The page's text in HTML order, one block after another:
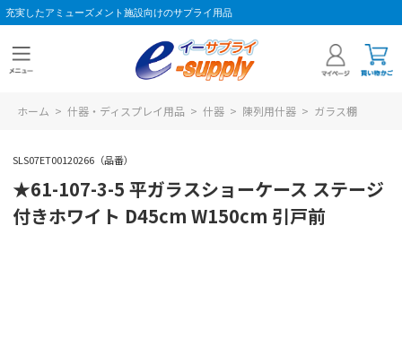
充実したアミューズメント施設向けのサプライ用品
ホーム > 什器・ディスプレイ用品 > 什器 > 陳列用什器 > ガラス棚
SLS07ET00120266（品番）
★61-107-3-5 平ガラスショーケース ステージ
付きホワイト D45cm W150cm 引戸前